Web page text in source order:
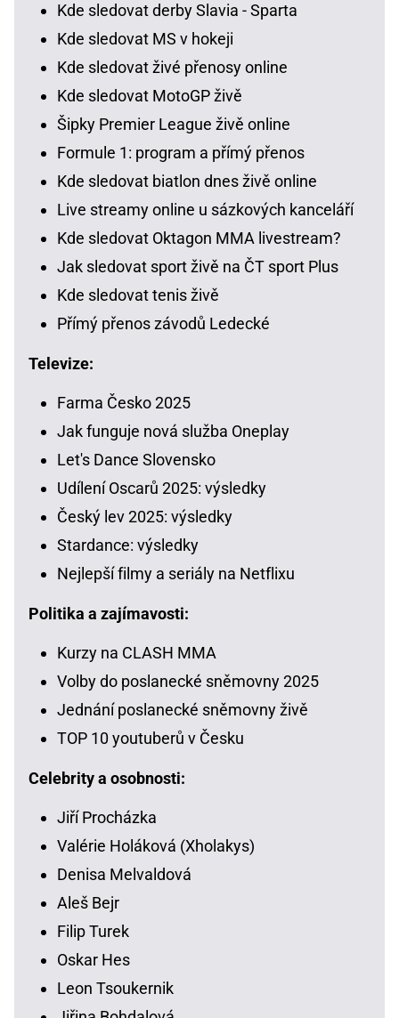
Kde sledovat derby Slavia - Sparta
Kde sledovat MS v hokeji
Kde sledovat živé přenosy online
Kde sledovat MotoGP živě
Šipky Premier League živě online
Formule 1: program a přímý přenos
Kde sledovat biatlon dnes živě online
Live streamy online u sázkových kanceláří
Kde sledovat Oktagon MMA livestream?
Jak sledovat sport živě na ČT sport Plus
Kde sledovat tenis živě
Přímý přenos závodů Ledecké
Televize:
Farma Česko 2025
Jak funguje nová služba Oneplay
Let's Dance Slovensko
Udílení Oscarů 2025: výsledky
Český lev 2025: výsledky
Stardance: výsledky
Nejlepší filmy a seriály na Netflixu
Politika a zajímavosti:
Kurzy na CLASH MMA
Volby do poslanecké sněmovny 2025
Jednání poslanecké sněmovny živě
TOP 10 youtuberů v Česku
Celebrity a osobnosti:
Jiří Procházka
Valérie Holáková (Xholakys)
Denisa Melvaldová
Aleš Bejr
Filip Turek
Oskar Hes
Leon Tsoukernik